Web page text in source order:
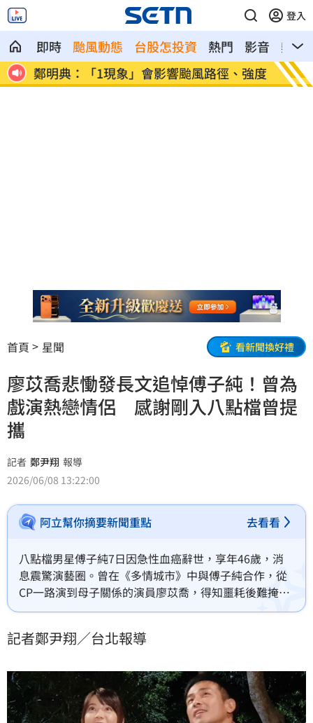
登入
即時 颱風動態 台股怎投資 熱門 影音
熱搜
鄭明典：「1現象」會影響颱風路徑、強度 真相
場
首頁 星聞 看新聞換好禮
廖苡喬悲慟發長文追悼傅子純！曾為
戲演熱戀情侶 感謝剛入八點檔曾提
攜
記者 鄭尹翔 報導
2026/06/08 13:22:00
阿立幫你摘要新聞重點 去看看
八點檔男星傅子純7日因急性血癌辭世，享年46歲，消
息震驚演藝圈。曾在《多情城市》中與傅子純合作，從
CP一路演到母子關係的演員廖苡喬，得知噩耗後難掩悲
痛，第一時間透過社群發文悼念，直言：「這個消息真
一時間聽到我還不敢相信，一時說不出話來⋯⋯」。
記者鄭尹翔／台北報導